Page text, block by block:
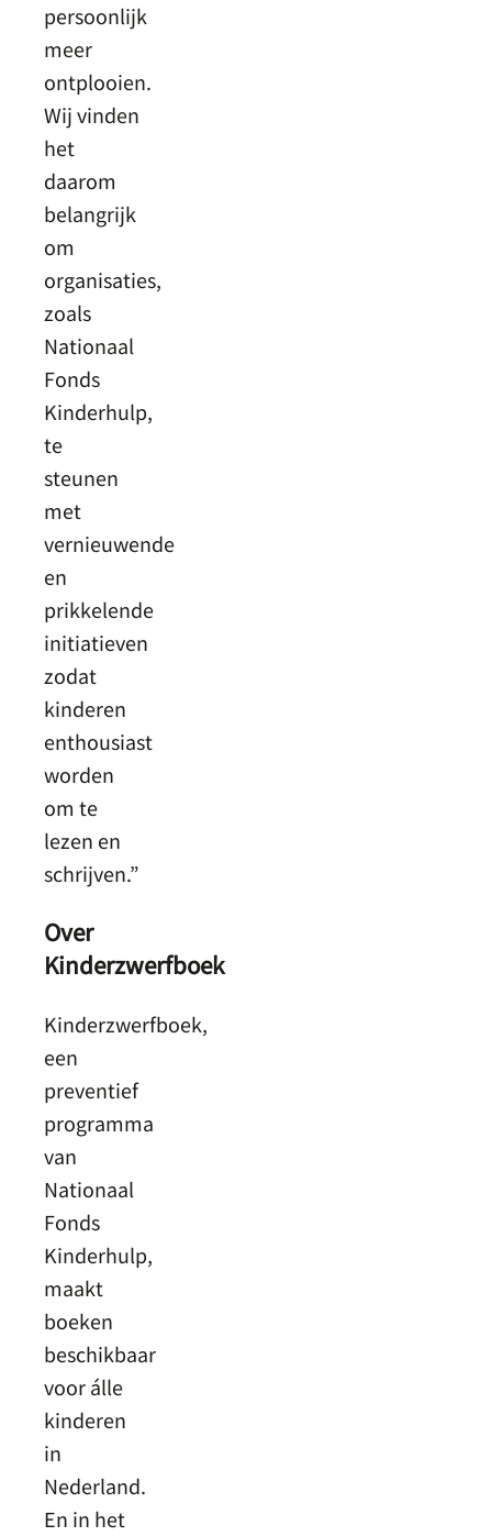
persoonlijk
meer
ontplooien.
Wij vinden
het
daarom
belangrijk
om
organisaties,
zoals
Nationaal
Fonds
Kinderhulp,
te
steunen
met
vernieuwende
en
prikkelende
initiatieven
zodat
kinderen
enthousiast
worden
om te
lezen en
schrijven.”
Over
Kinderzwerfboek
Kinderzwerfboek,
een
preventief
programma
van
Nationaal
Fonds
Kinderhulp,
maakt
boeken
beschikbaar
voor álle
kinderen
in
Nederland.
En in het